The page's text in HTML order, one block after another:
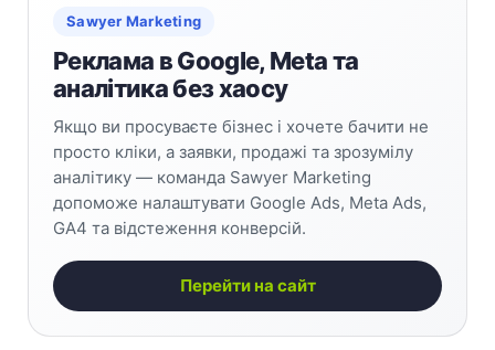
Sawyer Marketing
Реклама в Google, Meta та
аналітика без хаосу
Якщо ви просуваєте бізнес і хочете бачити не
просто кліки, а заявки, продажі та зрозумілу
аналітику — команда Sawyer Marketing
допоможе налаштувати Google Ads, Meta Ads,
GA4 та відстеження конверсій.
Перейти на сайт